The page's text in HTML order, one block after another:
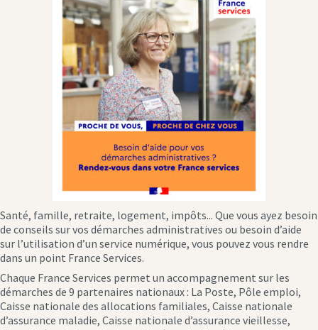
Santé, famille, retraite, logement, impôts... Que vous ayez besoin
de conseils sur vos démarches administratives ou besoin d’aide
sur l’utilisation d’un service numérique, vous pouvez vous rendre
dans un point France Services.
Chaque France Services permet un accompagnement sur les
démarches de 9 partenaires nationaux : La Poste, Pôle emploi,
Caisse nationale des allocations familiales, Caisse nationale
d’assurance maladie, Caisse nationale d’assurance vieillesse,